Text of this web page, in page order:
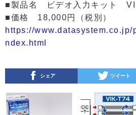
■製品名 ビデオ入力キット
■価格 18,000円（税別）
https://
ndex.html
シェア ツイート